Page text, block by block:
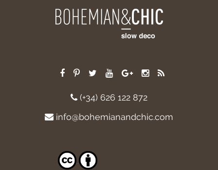
(+34) 626 122 872
info@bohemianandchic.com